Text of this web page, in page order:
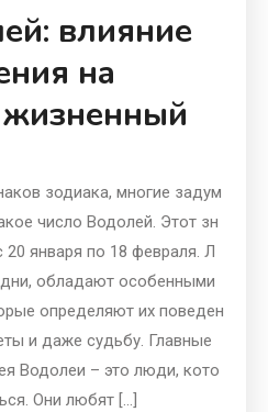
влияние
на
жизненный
зодиака, многие задум
число Водолей. Этот зн
20 января по 18 февраля. Л
обладают особенными
определяют их поведен
и даже судьбу. Главные
Водолеи – это люди, кото
Они любят […]